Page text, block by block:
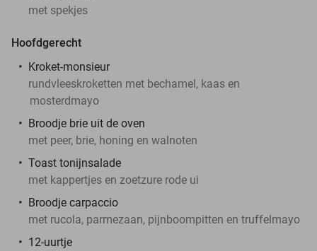
met spekjes
Hoofdgerecht
Kroket-monsieur
rundvleeskroketten met bechamel, kaas en
mosterdmayo
Broodje brie uit de oven
met peer, brie, honing en walnoten
Toast tonijnsalade
met kappertjes en zoetzure rode ui
Broodje carpaccio
met rucola, parmezaan, pijnboompitten en truffelmayo
12-uurtje